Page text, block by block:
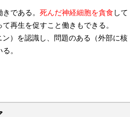
である。 死んだ神経細胞を貪食 して
再生を促すこと働きもできる。
）を認識し、問題のある（外部に核
。